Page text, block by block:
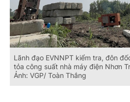
Lãnh đạo EVNNPT kiểm tra, đôn
tỏa công suất nhà máy điện Nhơn
Ảnh: VGP/ Toàn Thắng